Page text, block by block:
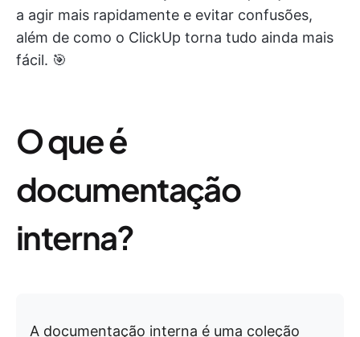
a agir mais rapidamente e evitar confusões,
além de como o ClickUp torna tudo ainda mais
fácil. 🎯
O que é
documentação
interna?
A documentação interna é uma coleção